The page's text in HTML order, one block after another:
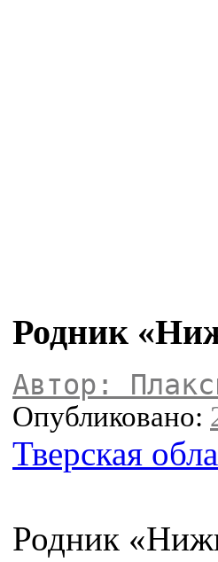
Родник
Автор:
Опубликовано:
Тверская
Родник